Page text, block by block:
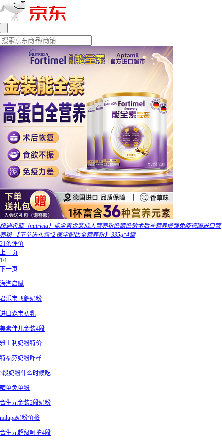
纽迪希亚（nutricia）能全素金装成人营养粉低糖低钠术后补营养增强免疫德国进口营
养粉 【下单送礼包*2 医学配比全营养粉】 335g*4罐
21条评价
上一页
1/1
下一页
海淘启赋
君乐宝飞鹤奶粉
进口森宝初乳
美素佳儿金装4段
雅士利奶粉特价
特福芬奶粉咋样
3段奶粉什么时候吃
晒单免单粉
合生元金装2段奶粉
milupa奶粉价格
合生元超级呵护4段